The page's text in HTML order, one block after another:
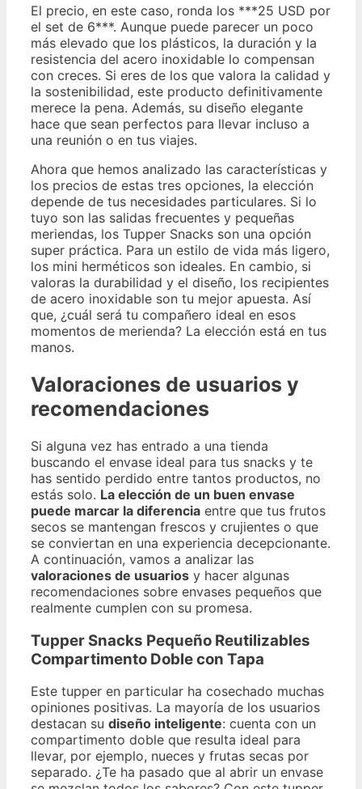
El precio, en este caso, ronda los ***25 USD por
el set de 6***. Aunque puede parecer un poco
más elevado que los plásticos, la duración y la
resistencia del acero inoxidable lo compensan
con creces. Si eres de los que valora la calidad y
la sostenibilidad, este producto definitivamente
merece la pena. Además, su diseño elegante
hace que sean perfectos para llevar incluso a
una reunión o en tus viajes.
Ahora que hemos analizado las características y
los precios de estas tres opciones, la elección
depende de tus necesidades particulares. Si lo
tuyo son las salidas frecuentes y pequeñas
meriendas, los Tupper Snacks son una opción
super práctica. Para un estilo de vida más ligero,
los mini herméticos son ideales. En cambio, si
valoras la durabilidad y el diseño, los recipientes
de acero inoxidable son tu mejor apuesta. Así
que, ¿cuál será tu compañero ideal en esos
momentos de merienda? La elección está en tus
manos.
Valoraciones de usuarios y
recomendaciones
Si alguna vez has entrado a una tienda
buscando el envase ideal para tus snacks y te
has sentido perdido entre tantos productos, no
estás solo. La elección de un buen envase
puede marcar la diferencia entre que tus frutos
secos se mantengan frescos y crujientes o que
se conviertan en una experiencia decepcionante.
A continuación, vamos a analizar las
valoraciones de usuarios y hacer algunas
recomendaciones sobre envases pequeños que
realmente cumplen con su promesa.
Tupper Snacks Pequeño Reutilizables
Compartimento Doble con Tapa
Este tupper en particular ha cosechado muchas
opiniones positivas. La mayoría de los usuarios
destacan su diseño inteligente: cuenta con un
compartimento doble que resulta ideal para
llevar, por ejemplo, nueces y frutas secas por
separado. ¿Te ha pasado que al abrir un envase